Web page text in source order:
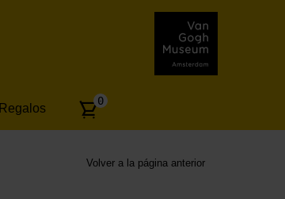
Regalos
Number
articles:
0
Volver a la página anterior